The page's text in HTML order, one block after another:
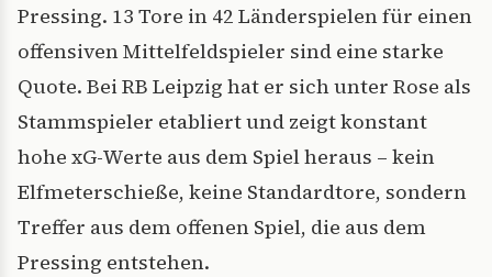
Pressing. 13 Tore in 42 Länderspielen für einen
offensiven Mittelfeldspieler sind eine starke
Quote. Bei RB Leipzig hat er sich unter Rose als
Stammspieler etabliert und zeigt konstant
hohe xG-Werte aus dem Spiel heraus – kein
Elfmeterschieße, keine Standardtore, sondern
Treffer aus dem offenen Spiel, die aus dem
Pressing entstehen.